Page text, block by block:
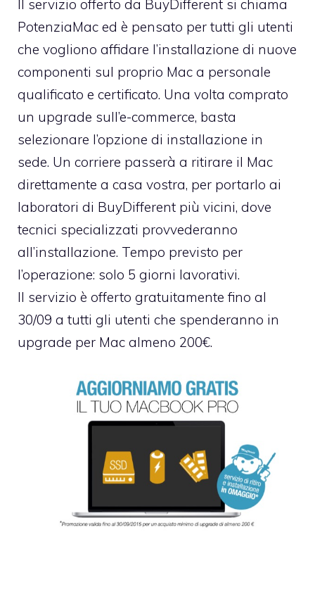
Il servizio offerto da BuyDifferent si chiama
PotenziaMac ed è pensato per tutti gli utenti
che vogliono affidare l’installazione di nuove
componenti sul proprio Mac a personale
qualificato e certificato. Una volta comprato
un upgrade sull’e-commerce, basta
selezionare l’opzione di installazione in
sede. Un corriere passerà a ritirare il Mac
direttamente a casa vostra, per portarlo ai
laboratori di BuyDifferent più vicini, dove
tecnici specializzati provvederanno
all’installazione. Tempo previsto per
l’operazione: solo 5 giorni lavorativi.
Il servizio è offerto gratuitamente fino al
30/09 a tutti gli utenti che spenderanno in
upgrade per Mac almeno 200€.